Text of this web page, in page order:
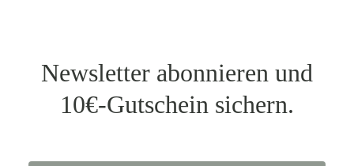
Newsletter abonnieren und
10€-Gutschein sichern.